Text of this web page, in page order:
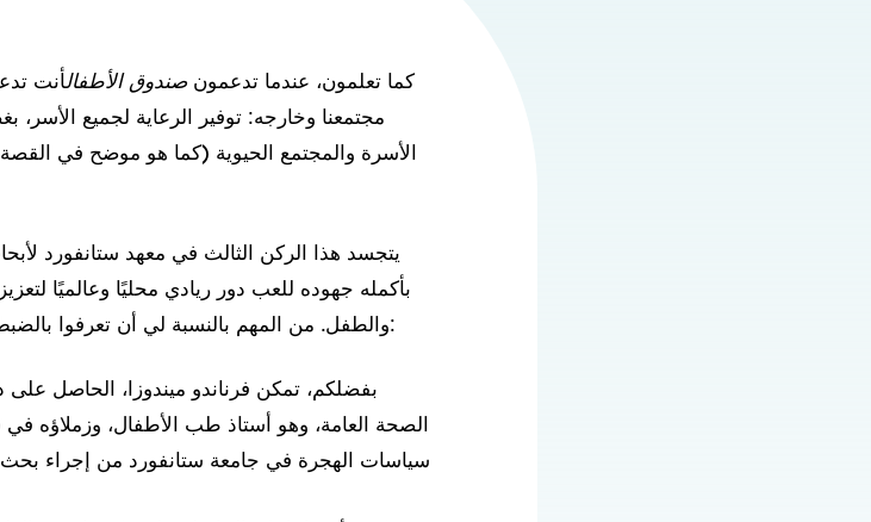
كما تعلمون، عندما تدعمونصندوق الأطفالأنت
مجتمعنا وخارجه: توفير الرعاية لجميع
الأسرة والمجتمع الحيوية (كما هو موضح في القصة
يتجسد هذا الركن الثالث في معهد ستانفورد
والطفل. من المهم بالنسبة لي أن تعرفوادعم الهدايا:
بفضلكم، تمكن فرناندو ميندوزا، الحاصل
الصحة العامة، وهو أستاذ طب الأطفال، وزملاؤه
سياسات الهجرة في جامعة ستانفورد من إجراء